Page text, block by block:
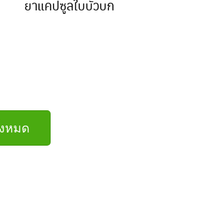
ยาแคปซูลใบบัวบก
หมด